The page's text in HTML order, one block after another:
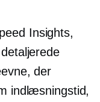
​​Insights,
der
indlæsningstid,